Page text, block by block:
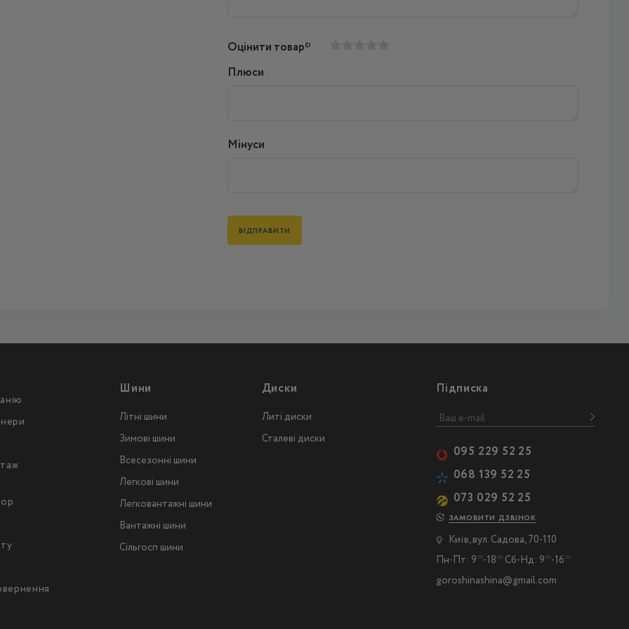
Оцінити товар*
Плюси
Мінуси
Шини
Літні шини
Зимові шини
Всесезонні шини
Легкові шини
Легковантажнi шини
Вантажнi шини
Сільгосп шини
Диски
Литі диски
Сталеві диски
Підписка
095 229 52 25
068 139 52 25
073 029 52 25
ЗАМОВИТИ ДЗВІНОК
Київ, вул. Садова, 70-110
Пн-Пт: 9 00-18 00Сб-Нд: 9 00-16 00
goroshinashina@gmail.com